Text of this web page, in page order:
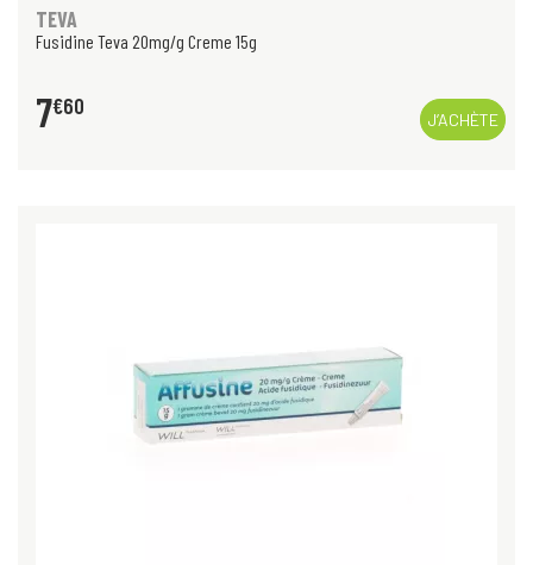
TEVA
Fusidine Teva 20mg/g Creme 15g
7€60
J’ACHÈTE